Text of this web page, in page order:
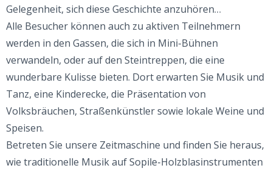
Gelegenheit, sich diese Geschichte anzuhören…
Alle Besucher können auch zu aktiven Teilnehmern
werden in den Gassen, die sich in Mini-Bühnen
verwandeln, oder auf den Steintreppen, die eine
wunderbare Kulisse bieten. Dort erwarten Sie Musik und
Tanz, eine Kinderecke, die Präsentation von
Volksbräuchen, Straßenkünstler sowie lokale Weine und
Speisen.
Betreten Sie unsere Zeitmaschine und finden Sie heraus,
wie traditionelle Musik auf Sopile-Holzblasinstrumenten